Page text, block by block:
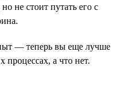
не стоит путать его с
— теперь вы еще лучше
процессах, а что нет.